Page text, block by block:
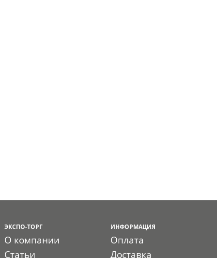
ЭКСПО-ТОРГ
О компании
Статьи
ИНФОРМАЦИЯ
Оплата
Доставка